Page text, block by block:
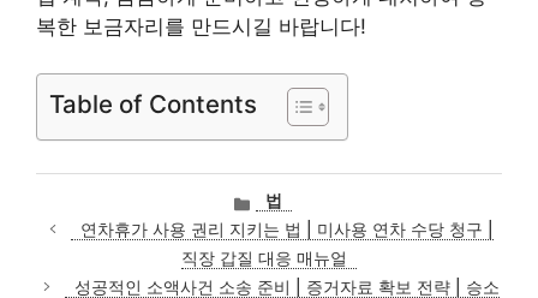
복한 보금자리를 만드시길 바랍니다!
Table of Contents
카
테
고
리
법
연차휴가 사용 권리 지키는 법 | 미사용 연차 수당 청구 |
직장 갑질 대응 매뉴얼
성공적인 소액사건 소송 준비 | 증거자료 확보 전략 | 승소